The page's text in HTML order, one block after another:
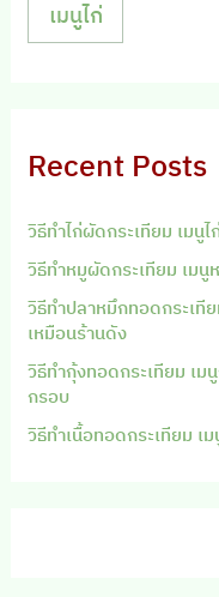
เมนูไก่
Recent Posts
วิธีทำไก่ผัดกระเทียม เมนู
วิธีทำหมูผัดกระเทียม เม
วิธีทำปลาหมึกทอดกระเที
เหมือนร้านดัง
วิธีทำกุ้งทอดกระเทียม เม
กรอบ
วิธีทำเนื้อทอดกระเทียม เ